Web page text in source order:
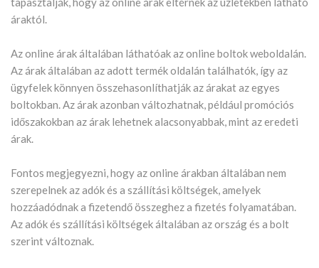
áraktól.
Az online árak általában láthatóak az online boltok weboldalán.
Az árak általában az adott termék oldalán találhatók, így az
ügyfelek könnyen összehasonlíthatják az árakat az egyes
boltokban. Az árak azonban változhatnak, például promóciós
időszakokban az árak lehetnek alacsonyabbak, mint az eredeti
árak.
Fontos megjegyezni, hogy az online árakban általában nem
szerepelnek az adók és a szállítási költségek, amelyek
hozzáadódnak a fizetendő összeghez a fizetés folyamatában.
Az adók és szállítási költségek általában az ország és a bolt
szerint változnak.